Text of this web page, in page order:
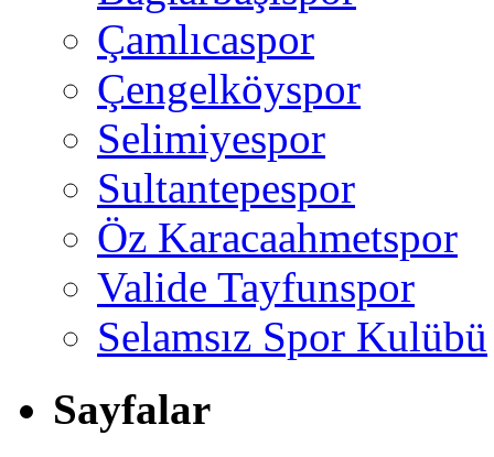
Çamlıcaspor
Çengelköyspor
Selimiyespor
Sultantepespor
Öz Karacaahmetspor
Valide Tayfunspor
Selamsız Spor Kulübü
Sayfalar